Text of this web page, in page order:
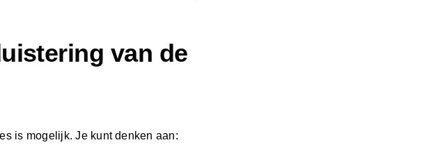
van de
is mogelijk. Je kunt denken aan: